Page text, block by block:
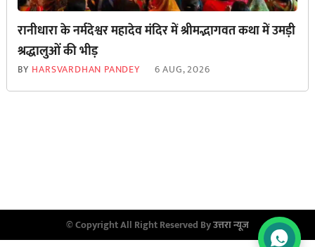
रानीधारा के नर्मदेश्वर महादेव मंदिर में श्रीमद्भागवत कथा में उमड़ी
श्रद्धालुओं की भीड़
BY HARSVARDHAN PANDEY 6 AUG, 2026
© Copyright All Right Reserved Byउत्तरा न्यूज